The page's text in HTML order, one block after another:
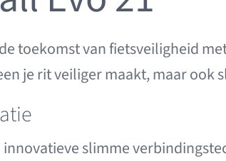
toekomst van fietsveiligheid
je rit veiliger maakt, maar ook
innovatieve slimme